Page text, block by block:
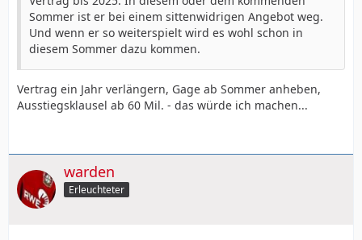
Sommer ist er bei einem sittenwidrigen Angebot weg.
Und wenn er so weiterspielt wird es wohl schon in
diesem Sommer dazu kommen.
Vertrag ein Jahr verlängern, Gage ab Sommer anheben,
Ausstiegsklausel ab 60 Mil. - das würde ich machen...
warden
Erleuchteter